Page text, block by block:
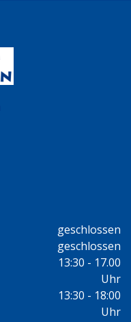
geschlossen
geschlossen
13:30 - 17.00
Uhr
13:30 - 18:00
Uhr